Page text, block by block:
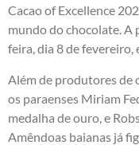
Cacao of Excellence
mundo do chocolate. A
feira, dia 8 de fevereiro,
Além de produtores de
os paraenses Miriam
medalha de ouro, e
Amêndoas baianas já